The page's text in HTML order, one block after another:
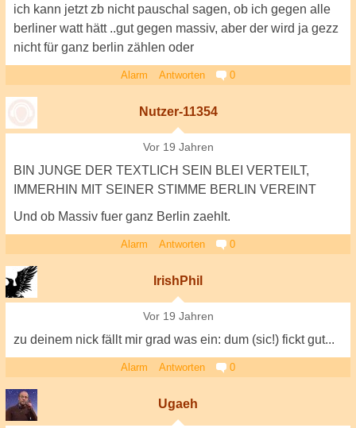
ich kann jetzt zb nicht pauschal sagen, ob ich gegen alle
berliner watt hätt ..gut gegen massiv, aber der wird ja gezz
nicht für ganz berlin zählen oder
Alarm Antworten 0
Nutzer-11354
Vor 19 Jahren
BIN JUNGE DER TEXTLICH SEIN BLEI VERTEILT,
IMMERHIN MIT SEINER STIMME BERLIN VEREINT
Und ob Massiv fuer ganz Berlin zaehlt.
Alarm Antworten 0
IrishPhil
Vor 19 Jahren
zu deinem nick fällt mir grad was ein: dum (sic!) fickt gut...
Alarm Antworten 0
Ugaeh